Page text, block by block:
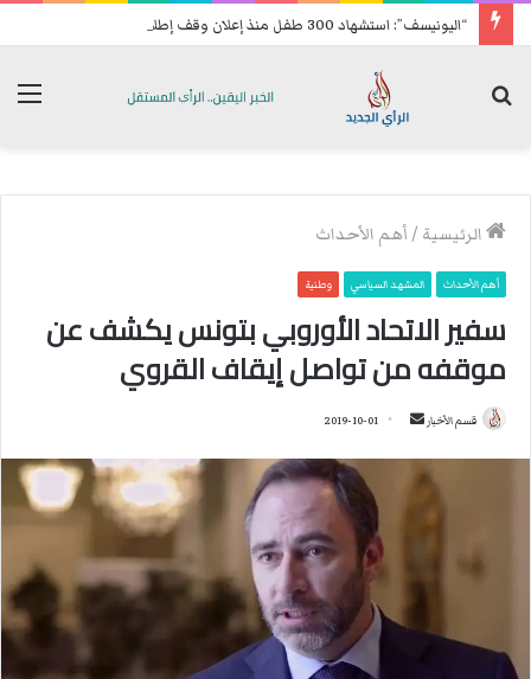
“اليونيسف”: استشهاد 300 طفل منذ إعلان وقف إطلاق النار في غزة
الرئيسية /أهم الأحداث
أهم الأحداث المشهد السياسي وطنية
سفير الاتحاد الأوروبي بتونس يكشف عن
موقفه من تواصل إيقاف القروي
قسم الأخبار 2019-10-01